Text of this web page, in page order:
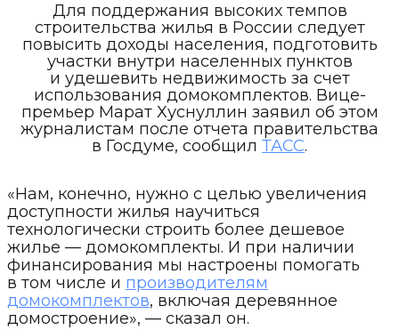
Для поддержания высоких темпов
строительства жилья в России следует
повысить доходы населения, подготовить
участки внутри населенных пунктов
и удешевить недвижимость за счет
использования домокомплектов. Вице-
премьер Марат Хуснуллин заявил об этом
журналистам после отчета правительства
в Госдуме, сообщил ТАСС.
«Нам, конечно, нужно с целью увеличения
доступности жилья научиться
технологически строить более дешевое
жилье — домокомплекты. И при наличии
финансирования мы настроены помогать
в том числе и производителям
домокомплектов, включая деревянное
домостроение», — сказал он.